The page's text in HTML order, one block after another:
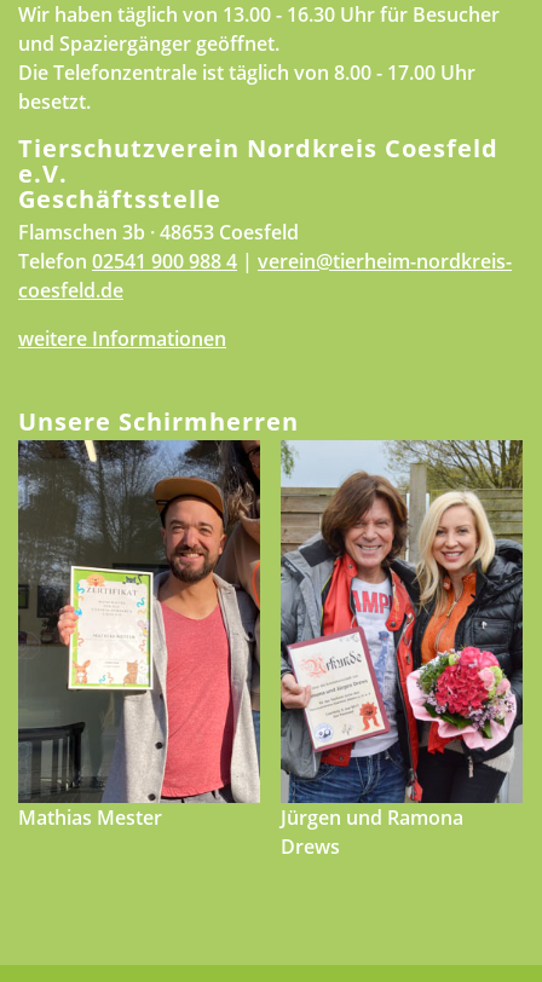
Wir haben täglich von 13.00 - 16.30 Uhr für Besucher
und Spaziergänger geöffnet.
Die Telefonzentrale ist täglich von 8.00 - 17.00 Uhr
besetzt.
Tierschutzverein Nordkreis Coesfeld
e.V.
Geschäftsstelle
Flamschen 3b · 48653 Coesfeld
Telefon 02541 900 988 4 | verein@tierheim-nordkreis-
coesfeld.de
weitere Informationen
Unsere Schirmherren
Mathias Mester
Jürgen und Ramona
Drews